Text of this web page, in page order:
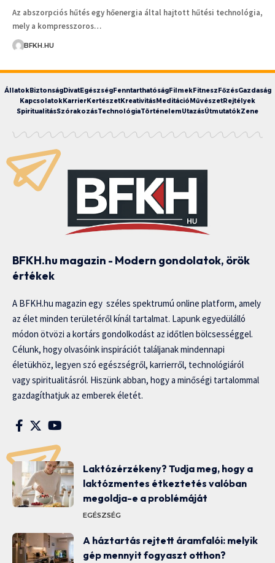
Az abszorpciós hűtés egy hőenergia által hajtott hűtési technológia,
mely a kompresszoros…
BFKH.HU
ÁllatokBiztonságDivatEgészségFenntarthatóságFilmekFitneszFőzésGazdaság
KapcsolatokKarrierKertészetKreativitásMeditációMűvészetRejtélyek
SpiritualitásSzórakozásTechnológiaTörténelemUtazásÚtmutatókZene
BFKH.hu magazin - Modern gondolatok, örök
értékek
A BFKH.hu magazin egy széles spektrumú online platform, amely
az élet minden területéről kínál tartalmat. Lapunk egyedülálló
módon ötvözi a kortárs gondolkodást az időtlen bölcsességgel.
Célunk, hogy olvasóink inspirációt találjanak mindennapi
életükhöz, legyen szó egészségről, karrierről, technológiáról
vagy spiritualitásról. Hiszünk abban, hogy a minőségi tartalommal
gazdagíthatjuk az emberek életét.
Laktózérzékeny? Tudja meg, hogy a
laktózmentes étkeztetés valóban
megoldja-e a problémáját
EGÉSZSÉG
A háztartás rejtett áramfalói: melyik
gép mennyit fogyaszt otthon?